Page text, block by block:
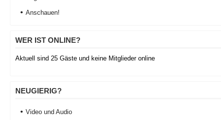
Anschauen!
WER IST ONLINE?
Aktuell sind 25 Gäste und keine Mitglieder online
NEUGIERIG?
Video und Audio